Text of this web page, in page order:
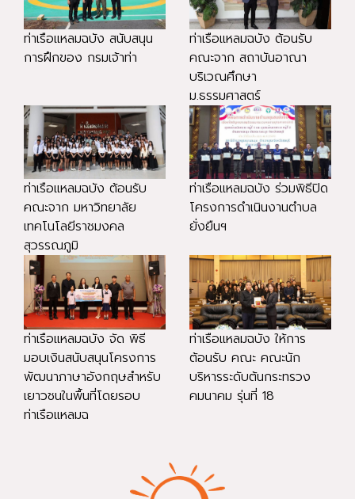
ท่าเรือแหลมฉบัง สนับสนุน
การฝึกของ กรมเจ้าท่า
ท่าเรือแหลมฉบัง ต้อนรับ
คณะจาก สถาบันอาณา
บริเวณศึกษา
ม.ธรรมศาสตร์
ท่าเรือแหลมฉบัง ต้อนรับ
คณะจาก มหาวิทยาลัย
เทคโนโลยีราชมงคล
สุวรรณภูมิ
ท่าเรือแหลมฉบัง ร่วมพิธีปิด
โครงการดำเนินงานตำบล
ยั่งยืนฯ
ท่าเรือแหลมฉบัง จัด พิธี
มอบเงินสนับสนุนโครงการ
พัฒนาภาษาอังกฤษสำหรับ
เยาวชนในพื้นที่โดยรอบ
ท่าเรือแหลมฉ
ท่าเรือแหลมฉบัง ให้การ
ต้อนรับ คณะ คณะนัก
บริหารระดับต้นกระทรวง
คมนาคม รุ่นที่ 18